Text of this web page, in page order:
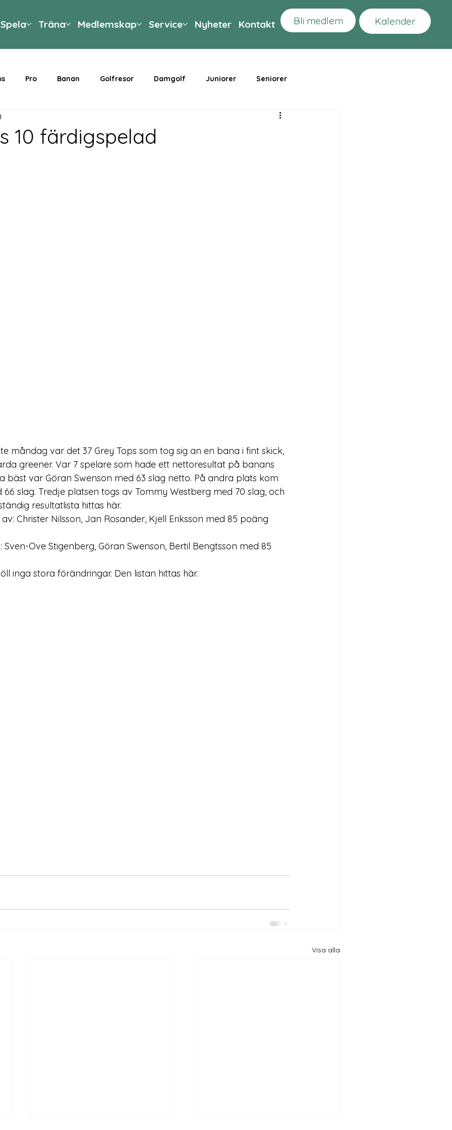
Spela Träna Medlemskap Service Nyheter Kontakt Bli medlem Kalender
Pro Banan Golfresor Damgolf Juniorer Seniorer
10 färdigspelad
måndag var det 37 Grey Tops som tog sig an en bana i fint skick,
greener. Var 7 spelare som hade ett nettoresultat på banans
bäst var Göran Swenson med 63 slag netto. På andra plats kom
66 slag. Tredje platsen togs av Tommy Westberg med 70 slag, och
resultatlista hittas här.
Christer Nilsson, Jan Rosander, Kjell Eriksson med 85 poäng
Ove Stigenberg, Göran Swenson, Bertil Bengtsson med 85
inga stora förändringar. Den listan hittas här.
Visa alla